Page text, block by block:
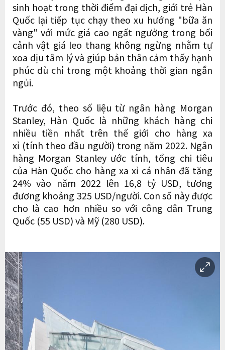
sinh hoạt trong thời điểm đại dịch, giới trẻ Hàn
Quốc lại tiếp tục chạy theo xu hướng "bữa ăn
vàng" với mức giá cao ngất ngưởng trong bối
cảnh vật giá leo thang không ngừng nhằm tự
xoa dịu tâm lý và giúp bản thân cảm thấy hạnh
phúc dù chỉ trong một khoảng thời gian ngắn
ngủi.
Trước đó, theo số liệu từ ngân hàng Morgan
Stanley, Hàn Quốc là những khách hàng chi
nhiều tiền nhất trên thế giới cho hàng xa
xỉ (tính theo đầu người) trong năm 2022. Ngân
hàng Morgan Stanley ước tính, tổng chi tiêu
của Hàn Quốc cho hàng xa xỉ cá nhân đã tăng
24% vào năm 2022 lên 16,8 tỷ USD, tương
đương khoảng 325 USD/người. Con số này được
cho là cao hơn nhiều so với công dân Trung
Quốc (55 USD) và Mỹ (280 USD).